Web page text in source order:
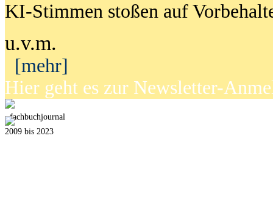
KI-Stimmen stoßen auf
u.v.m.
[mehr]
Hier geht es zur Newsletter-
fachbuchjournal
2009 bis 2023